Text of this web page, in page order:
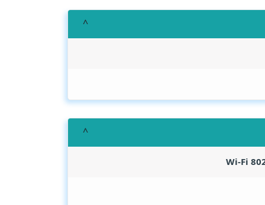
Wi-Fi